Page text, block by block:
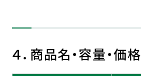
４．商品名・容量・価格